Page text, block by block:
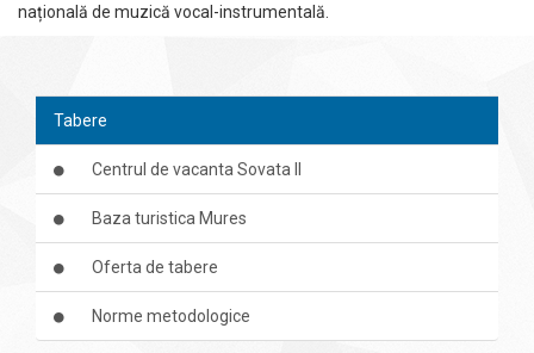
națională de muzică vocal-instrumentală.
Tabere
Centrul de vacanta Sovata II
Baza turistica Mures
Oferta de tabere
Norme metodologice